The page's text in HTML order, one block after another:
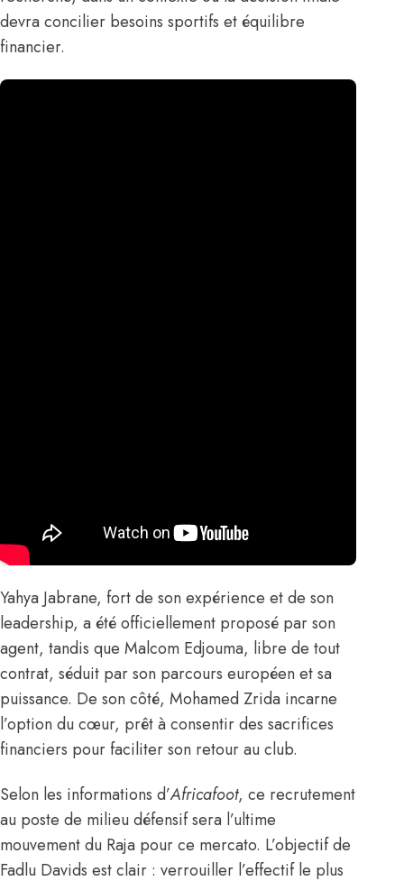
devra concilier besoins sportifs et équilibre
financier.
Yahya Jabrane, fort de son expérience et de son
leadership, a été officiellement proposé par son
agent, tandis que Malcom Edjouma, libre de tout
contrat, séduit par son parcours européen et sa
puissance. De son côté, Mohamed Zrida incarne
l’option du cœur, prêt à consentir des sacrifices
financiers pour faciliter son retour au club.
Selon les informations d’Africafoot, ce recrutement
au poste de milieu défensif sera l’ultime
mouvement du Raja pour ce mercato. L’objectif de
Fadlu Davids est clair : verrouiller l’effectif le plus